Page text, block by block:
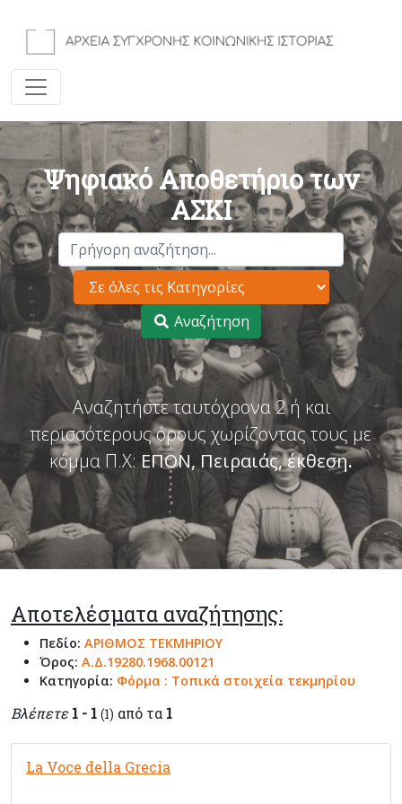
Ψηφιακό Αποθετήριο των
ΑΣΚΙ
Αναζήτηση
Αναζητήστε ταυτόχρονα 2 ή και
περισσότερους όρους χωρίζοντας τους με
κόμμα Π.Χ: ΕΠΟΝ, Πειραιάς, έκθεση.
Αποτελέσματα αναζήτησης:
Πεδίο: ΑΡΙΘΜΟΣ ΤΕΚΜΗΡΙΟΥ
Όρος: Α.Δ.19280.1968.00121
Κατηγορία: Φόρμα : Τοπικά στοιχεία τεκμηρίου
Βλέπετε 1 - 1 (1) από τα 1
La Voce della Grecia